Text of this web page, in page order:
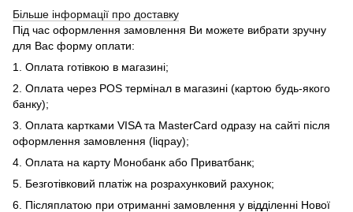
Більше інформації про доставку
Під час оформлення замовлення Ви можете вибрати зручну
для Вас форму оплати:
1. Оплата готівкою в магазині;
2. Оплата через POS термінал в магазині (картою будь-якого
банку);
3. Оплата картками VISA та MasterCard одразу на сайті після
оформлення замовлення (liqpay);
4. Оплата на карту Монобанк або Приватбанк;
5. Безготівковий платіж на розрахунковий рахунок;
6. Післяплатою при отриманні замовлення у відділенні Нової